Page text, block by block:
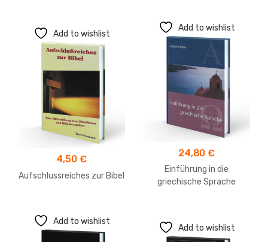
Add to wishlist
4,50 €
Aufschlussreiches zur Bibel
Add to wishlist
24,80€
Einführung in die
griechische Sprache
Add to wishlist
Add to wishlist